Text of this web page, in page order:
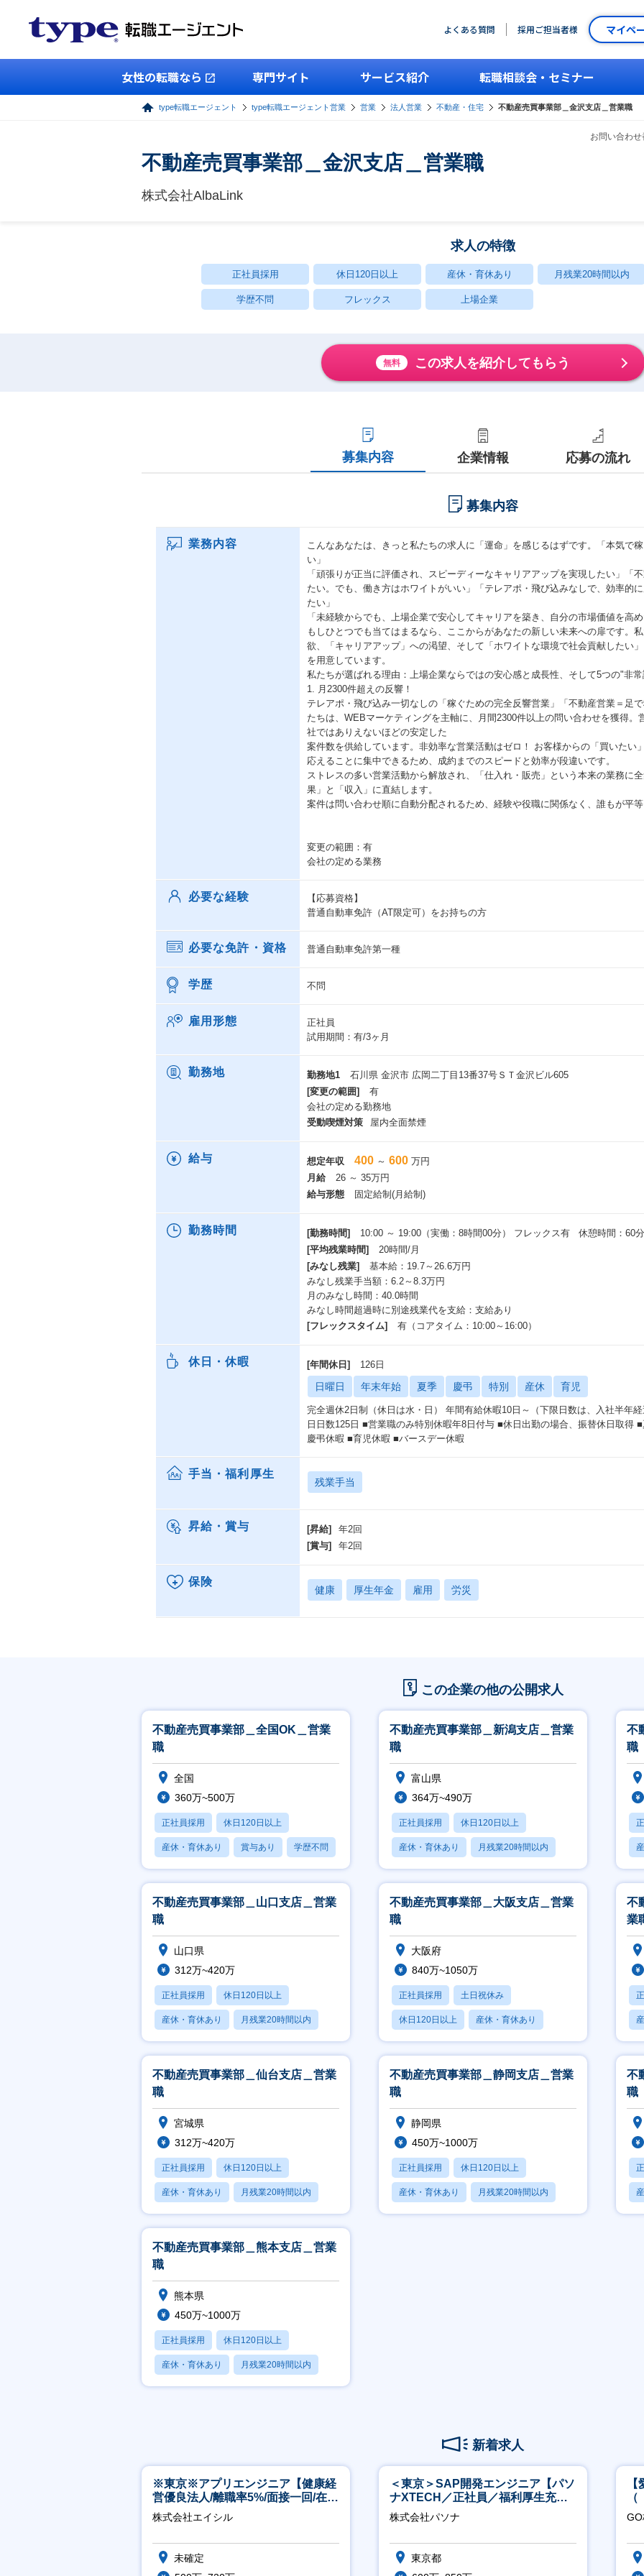
よくある質問 採用ご担当者様 マイペ
女性の転職なら 専門サイト サービス紹介 転職相談会・セミナー
type転職エージェント type転職エージェント営業 営業 法人営業 不動産・住宅 不動産売買事業部＿金沢支店＿営業職
お問い合わ
不動産売買事業部＿金沢支店＿営業職
株式会社AlbaLink
求人の特徴
正社員採用 休日120日以上 産休・育休あり 月残業20時間以内
学歴不問 フレックス 上場企業
無料 この求人を紹介してもらう
募集内容 企業情報 応募の流れ
募集内容
業務内容
こんなあなたは、きっと私たちの求人に「運命」を感じるはずです。「本気で
い」
「頑張りが正当に評価され、スピーディーなキャリアアップを実現したい」「
たい。でも、働き方はホワイトがいい」「テレアポ・飛び込みなしで、効率的
たい」
「未経験からでも、上場企業で安心してキャリアを築き、自分の市場価値を高
もしひとつでも当てはまるなら、ここからがあなたの新しい未来への扉です。
欲、「キャリアアップ」への渇望、そして「ホワイトな環境で社会貢献したい
を用意しています。
私たちが選ばれる理由：上場企業ならではの安心感と成長性、そして5つの"非
1. 月2300件超えの反響！
テレアポ・飛び込み一切なしの「稼ぐための完全反響営業」「不動産営業＝足
たちは、WEBマーケティングを主軸に、月間2300件以上の問い合わせを獲得。
社ではありえないほどの安定した
案件数を供給しています。非効率な営業活動はゼロ！ お客様からの「買いたい
応えることに集中できるため、成約までのスピードと効率が段違いです。
ストレスの多い営業活動から解放され、「仕入れ・販売」という本来の業務に
果」と「収入」に直結します。
案件は問い合わせ順に自動分配されるため、経験や役職に関係なく、誰もが平
変更の範囲：有
会社の定める業務
必要な経験
【応募資格】
普通自動車免許（AT限定可）をお持ちの方
必要な免許・資格 普通自動車免許第一種
学歴 不問
雇用形態
正社員
試用期間：有/3ヶ月
勤務地 勤務地1
石川県 金沢市 広岡二丁目13番37号ＳＴ金沢ビル605
[変更の範囲]
有
会社の定める勤務地
受動喫煙対策
屋内全面禁煙
給与 想定年収 400 ～ 600 万円
月給
26 ～ 35万円
給与形態
固定給制(月給制)
勤務時間 [勤務時間]
10:00 ～ 19:00（実働：8時間00分） フレックス有 休憩時間：60分
[平均残業時間]
20時間/月
[みなし残業]
基本給：19.7～26.6万円
みなし残業手当額：6.2～8.3万円
月のみなし時間：40.0時間
みなし時間超過時に別途残業代を支給：支給あり
[フレックスタイム]
有（コアタイム：10:00～16:00）
休日・休暇 [年間休日] 126日
日曜日 年末年始 夏季 慶弔 特別 産休 育児
完全週休2日制（休日は水・日） 年間有給休暇10日～（下限日数は、入社半年
日日数125日 ■営業職のみ特別休暇年8日付与 ■休日出勤の場合、振替休日取得
慶弔休暇 ■育児休暇 ■バースデー休暇
手当・福利厚生
残業手当
昇給・賞与 [昇給]
年2回
[賞与]
年2回
保険
健康 厚生年金 雇用 労災
この企業の他の公開求人
不動産売買事業部＿全国OK＿営業
職
全国
360万~500万
正社員採用 休日120日以上
産休・育休あり 賞与あり 学歴不問
不動産売買事業部＿新潟支店＿営業
職
富山県
364万~490万
正社員採用 休日120日以上
産休・育休あり 月残業20時間以内
賞与あり
不
職
不動産売買事業部＿山口支店＿営業
職
山口県
312万~420万
正社員採用 休日120日以上
産休・育休あり 月残業20時間以内
賞与あり
不動産売買事業部＿大阪支店＿営業
職
大阪府
840万~1050万
正社員採用 土日祝休み
休日120日以上 産休・育休あり
賞与あり
不
業
不動産売買事業部＿仙台支店＿営業
職
宮城県
312万~420万
正社員採用 休日120日以上
産休・育休あり 月残業20時間以内
賞与あり
不動産売買事業部＿静岡支店＿営業
職
静岡県
450万~1000万
正社員採用 休日120日以上
産休・育休あり 月残業20時間以内
賞与あり
不
職
不動産売買事業部＿熊本支店＿営業
職
熊本県
450万~1000万
正社員採用 休日120日以上
産休・育休あり 月残業20時間以内
賞与あり
新着求人
※東京※アプリエンジニア【健康経
営優良法人/離職率5%/面接一回/在宅
有/完休2日/上流案件多数】
株式会社エイシル
未確定
＜東京＞SAP開発エンジニア【パソ
ナXTECH／正社員／福利厚生充実
◎】
株式会社パソナ
東京都
ポ
行